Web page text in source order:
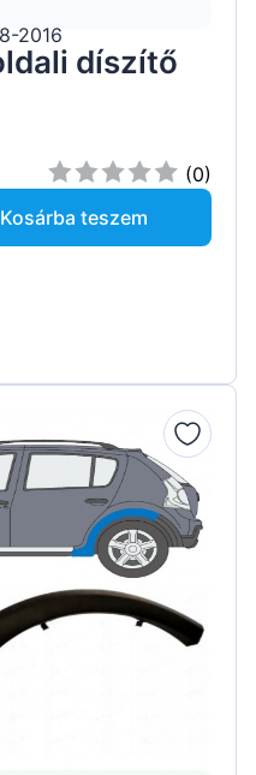
2016
díszítő
(0)
Kosárba teszem